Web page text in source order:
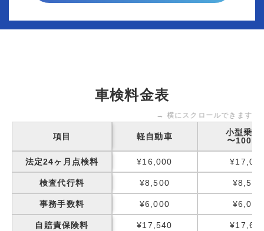
車検料金表
→ 横にスクロールできます
項目 軽自動車
小型乗用
〜
法定24ヶ月点検料 ¥16,000
検査代行料 ¥8,500 ¥8,500
事務手数料 ¥6,000 ¥6,000
自賠責保険料 ¥17,540